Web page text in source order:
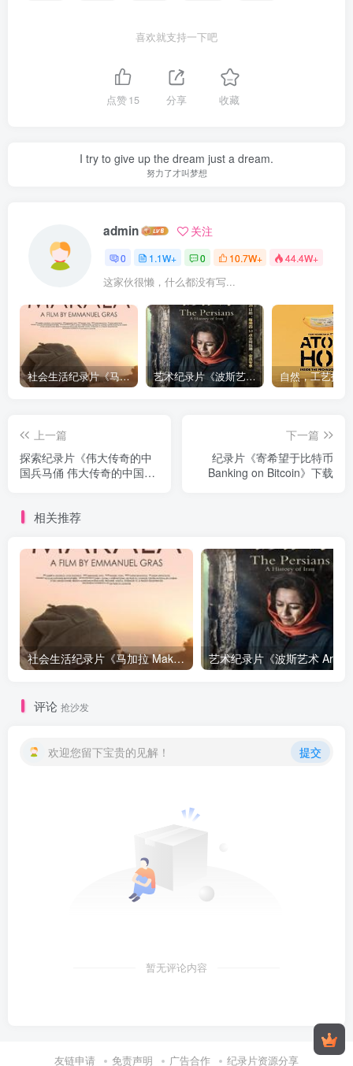
喜欢就支持一下吧
点赞15 分享 收藏
I try to give up the dream just a dream.
努力了才叫梦想
admin 关注
0 1.1W+ 0 10.7W+ 44.4W+
这家伙很懒，什么都没有写...
社会生活纪录片《马加拉 Makala》下载 艺术纪录片《波斯艺术 Art of Persia》下载
上一篇
探索纪录片《伟大传奇的中
国兵马俑 伟大传奇的中国兵
下一篇
纪录片《寄希望于比特币
Banking on Bitcoin》下载
相关推荐
社会生活纪录片《马加拉 Makala》下载
评论 抢沙发
欢迎您留下宝贵的见解！ 提交
暂无评论内容
友链申请 免责声明 广告合作 纪录片资源分享